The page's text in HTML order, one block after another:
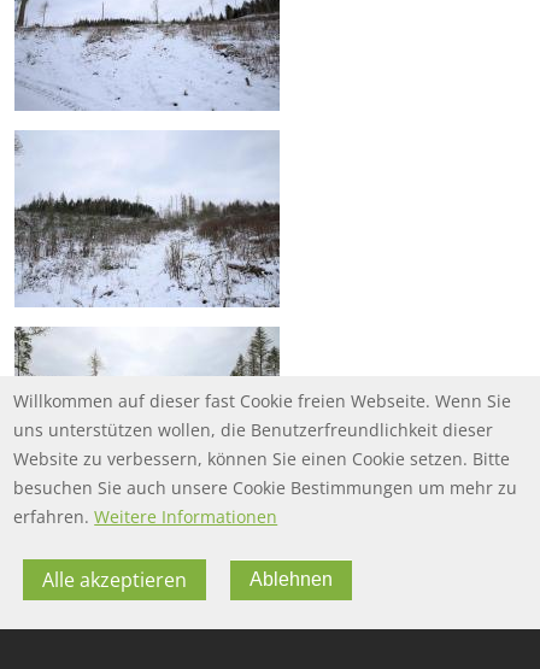
FOOTER MENU
FAQ
FOOTER-DATENSCHUTZ
Datenschutz
FOOTER-IMPRESSUM
Impressum
Willkommen auf dieser fast Cookie freien Webseite. Wenn Sie
uns unterstützen wollen, die Benutzerfreundlichkeit dieser
Website zu verbessern, können Sie einen Cookie setzen. Bitte
besuchen Sie auch unsere Cookie Bestimmungen um mehr zu
erfahren. Weitere Informationen
Alle akzeptieren Ablehnen